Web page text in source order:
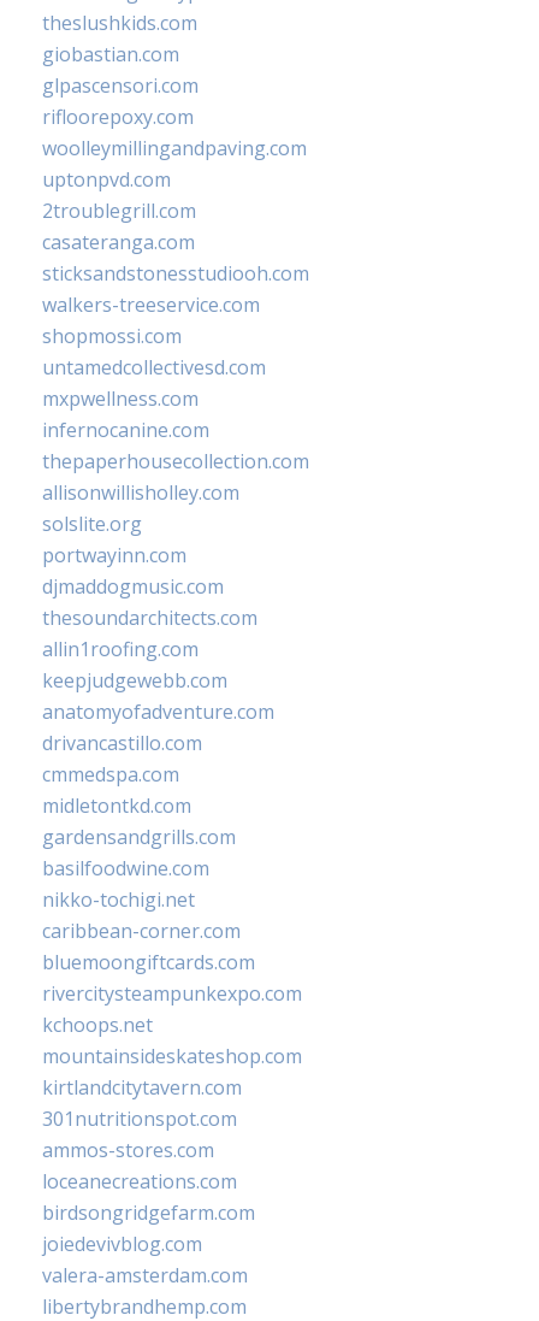
theslushkids.com
giobastian.com
glpascensori.com
rifloorepoxy.com
woolleymillingandpaving.com
uptonpvd.com
2troublegrill.com
casateranga.com
sticksandstonesstudiooh.com
walkers-treeservice.com
shopmossi.com
untamedcollectivesd.com
mxpwellness.com
infernocanine.com
thepaperhousecollection.com
allisonwillisholley.com
solslite.org
portwayinn.com
djmaddogmusic.com
thesoundarchitects.com
allin1roofing.com
keepjudgewebb.com
anatomyofadventure.com
drivancastillo.com
cmmedspa.com
midletontkd.com
gardensandgrills.com
basilfoodwine.com
nikko-tochigi.net
caribbean-corner.com
bluemoongiftcards.com
rivercitysteampunkexpo.com
kchoops.net
mountainsideskateshop.com
kirtlandcitytavern.com
301nutritionspot.com
ammos-stores.com
loceanecreations.com
birdsongridgefarm.com
joiedevivblog.com
valera-amsterdam.com
libertybrandhemp.com